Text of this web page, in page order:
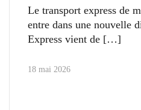
Le transport express de
entre dans une nouvelle
Express vient de
18 mai 2026